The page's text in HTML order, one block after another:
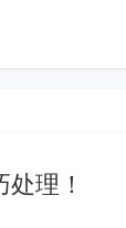
理！